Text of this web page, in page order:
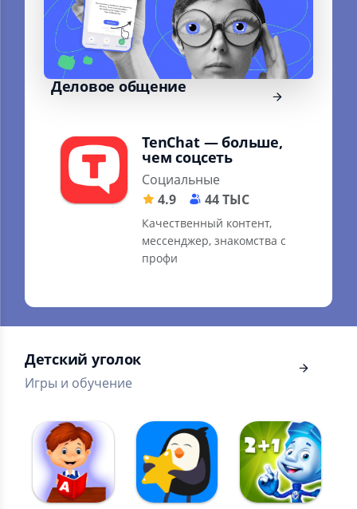
Деловое общение
TenChat — больше,
чем соцсеть
Социальные
4.9
44 ТЫС
Качественный контент,
мессенджер, знакомства с
профи
Детский уголок
Игры и обучение